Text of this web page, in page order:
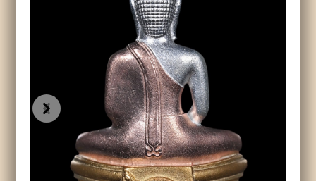
Previous
Next